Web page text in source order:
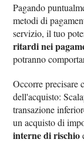
Pagando
metodi di
servizio, il tuo
ritardi nei
potranno
Occorre precisare
dell'acquisto:
transazione
un acquisto di
interne di rischio